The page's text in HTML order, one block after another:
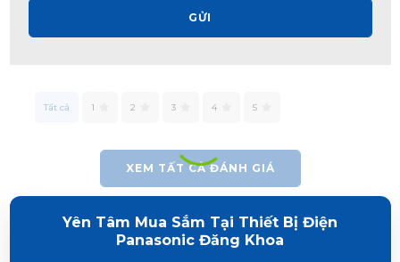
GỬI
Tất cả 1 2 3 4 5
XEM TẤT CẢ ĐÁNH GIÁ
Yên Tâm Mua Sắm Tại Thiết Bị Điện
Panasonic Đăng Khoa